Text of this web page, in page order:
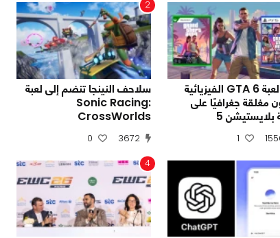
نسخ لعبة GTA 6 الفيزيائية
مغلقة جغرافيًا على
5
1
2
سلاحف النينجا تنضم إلى لعبة
Sonic Racing:
CrossWorlds
3672
0
4